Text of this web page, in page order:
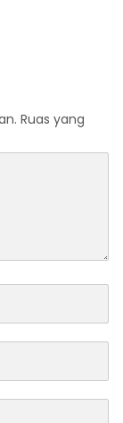
Ruas yang